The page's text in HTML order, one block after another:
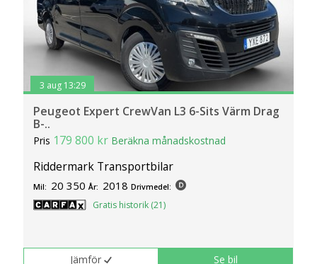
3 aug 13:29
Peugeot Expert CrewVan L3 6-Sits Värm Drag
B-..
Pris 179 800 kr Beräkna månadskostnad
Riddermark Transportbilar
Mil: 20 350 År: 2018 Drivmedel:
Gratis historik (21)
Jämför Se bil